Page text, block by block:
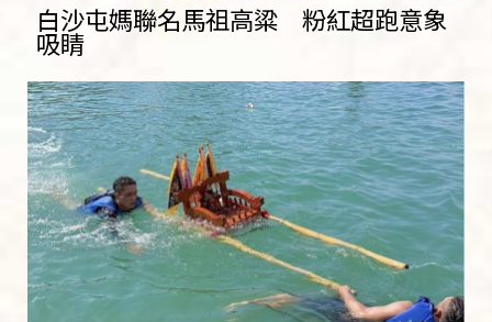
白沙屯媽聯名馬祖高粱 粉紅超跑意象
吸睛